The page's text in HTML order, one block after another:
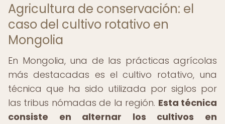
Agricultura de conservación: el
caso del cultivo rotativo en
Mongolia
En Mongolia, una de las prácticas agrícolas
más destacadas es el cultivo rotativo, una
técnica que ha sido utilizada por siglos por
las tribus nómadas de la región. Esta técnica
consiste en alternar los cultivos en